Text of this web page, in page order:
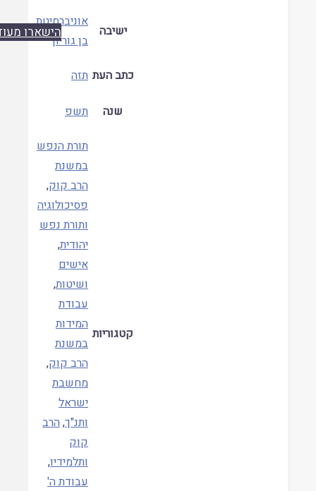
הישארו מעודכנים ישיבה
אוניברסיטת
בן גוריון
כתב העת תזה
תשפ
קטגוריות
תורת הנפש
במשנת
הרב קוק,
פסיכולוגיה
ותורת נפש
יהודית,
אישים
ושיטות,
עבודת
המידות
במשנת
הרב קוק,
מחשבת
ישראל
,הרב
ותלמידיו,
עבודת ה'